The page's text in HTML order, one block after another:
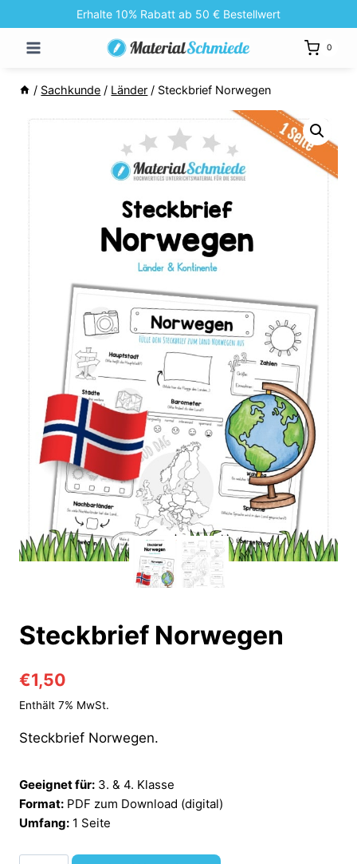
Inhalt
springen
Erhalte 10% Rabatt ab 50 € Bestellwert
0
/ Sachkunde / Länder / Steckbrief Norwegen
Steckbrief Norwegen
€1,50
Enthält 7% MwSt.
Steckbrief Norwegen.
Geeignet für: 3. & 4. Klasse
Format: PDF zum Download (digital)
Umfang: 1 Seite